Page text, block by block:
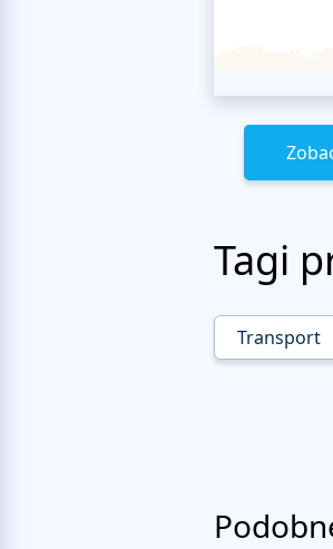
Tagi
Transport